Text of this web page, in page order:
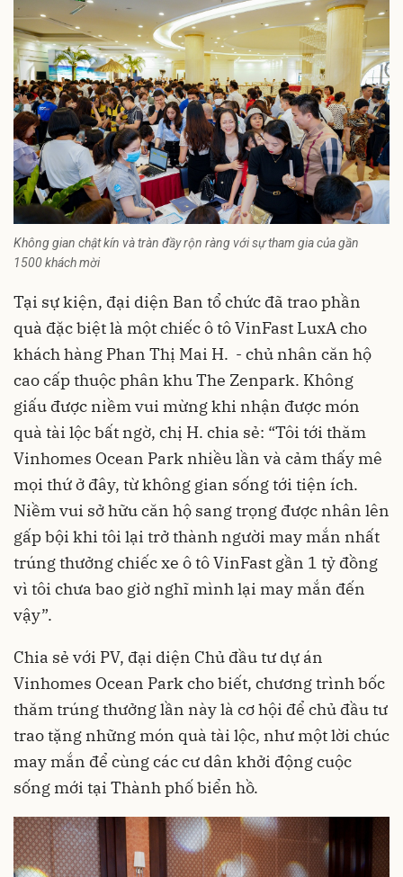
Không gian chật kín và tràn đầy rộn ràng với sự tham gia của gần
1500 khách mời
Tại sự kiện, đại diện Ban tổ chức đã trao phần
quà đặc biệt là một chiếc ô tô VinFast LuxA cho
khách hàng Phan Thị Mai H. - chủ nhân căn hộ
cao cấp thuộc phân khu The Zenpark. Không
giấu được niềm vui mừng khi nhận được món
quà tài lộc bất ngờ, chị H. chia sẻ: “Tôi tới thăm
Vinhomes Ocean Park nhiều lần và cảm thấy mê
mọi thứ ở đây, từ không gian sống tới tiện ích.
Niềm vui sở hữu căn hộ sang trọng được nhân lên
gấp bội khi tôi lại trở thành người may mắn nhất
trúng thưởng chiếc xe ô tô VinFast gần 1 tỷ đồng
vì tôi chưa bao giờ nghĩ mình lại may mắn đến
vậy”.
Chia sẻ với PV, đại diện Chủ đầu tư dự án
Vinhomes Ocean Park cho biết, chương trình bốc
thăm trúng thưởng lần này là cơ hội để chủ đầu tư
trao tặng những món quà tài lộc, như một lời chúc
may mắn để cùng các cư dân khởi động cuộc
sống mới tại Thành phố biển hồ.